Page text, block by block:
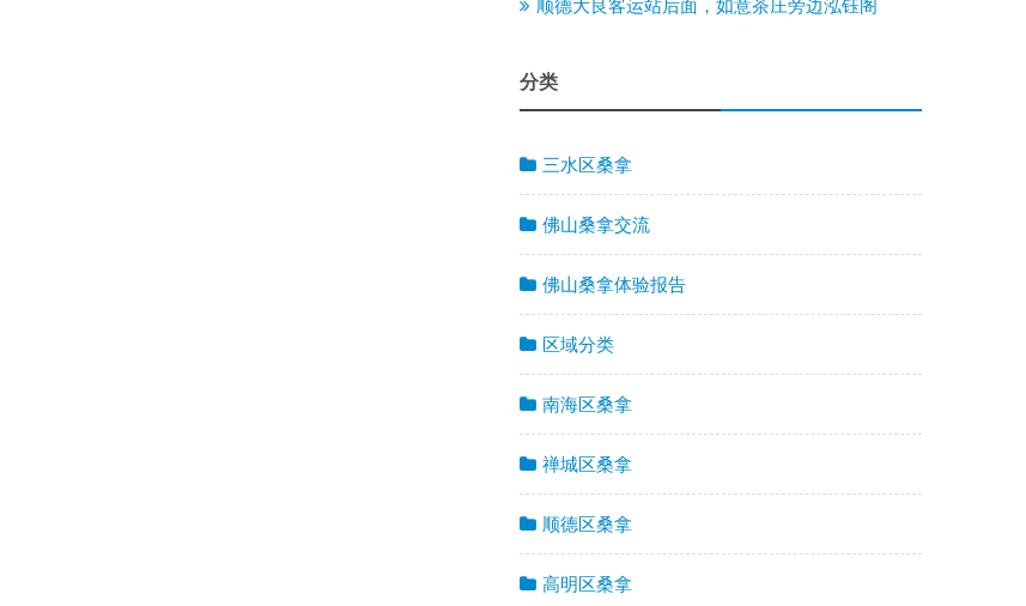
顺德大良客运站后面，如意茶庄旁边泓钰阁
分类
三水区桑拿
佛山桑拿交流
佛山桑拿体验报告
区域分类
南海区桑拿
禅城区桑拿
顺德区桑拿
高明区桑拿